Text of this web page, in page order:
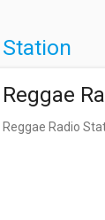
Reggae
Reggae Radio